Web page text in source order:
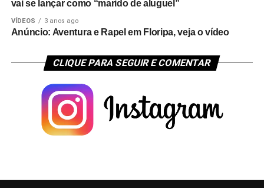
vai se lançar como “marido de aluguel”
VÍDEOS 3 anos ago
Anúncio: Aventura e Rapel em Floripa, veja o vídeo
CLIQUE PARA SEGUIR E COMENTAR